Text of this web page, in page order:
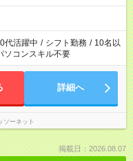
代活躍中 / シフト勤務 / 10名以
ソコンスキル不要
詳細へ
ソーネット
掲載日：2026.08.07